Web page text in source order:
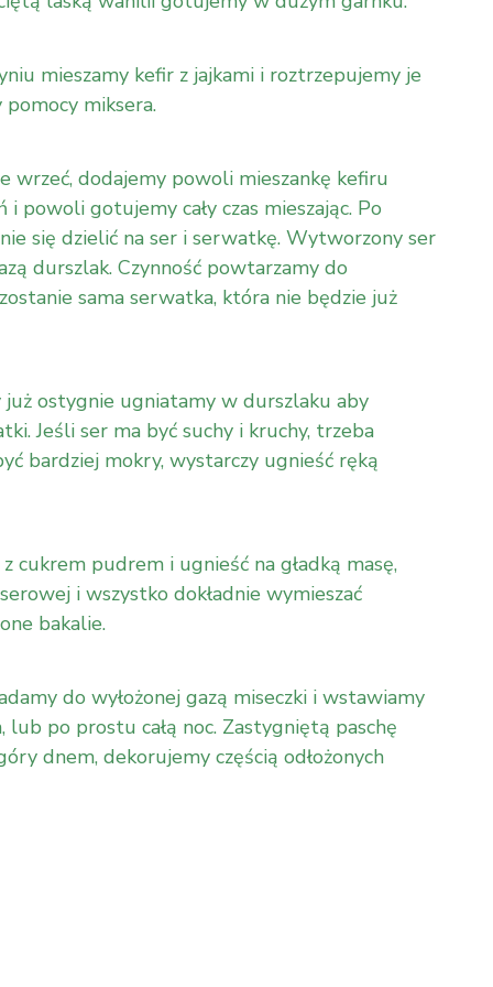
mieszamy kefir z jajkami i roztrzepujemy je
miksera.
wrzeć, dodajemy powoli mieszankę kefiru
i powoli gotujemy cały czas mieszając. Po
się dzielić na ser i serwatkę. Wytworzony ser
durszlak. Czynność powtarzamy do
sama serwatka, która nie będzie już
już ostygnie ugniatamy w durszlaku aby
Jeśli ser ma być suchy i kruchy, trzeba
bardziej mokry, wystarczy ugnieść ręką
z cukrem pudrem i ugnieść na gładką masę,
i wszystko dokładnie wymieszać
bakalie.
do wyłożonej gazą miseczki i wstawiamy
po prostu całą noc. Zastygniętą paschę
dnem, dekorujemy częścią odłożonych